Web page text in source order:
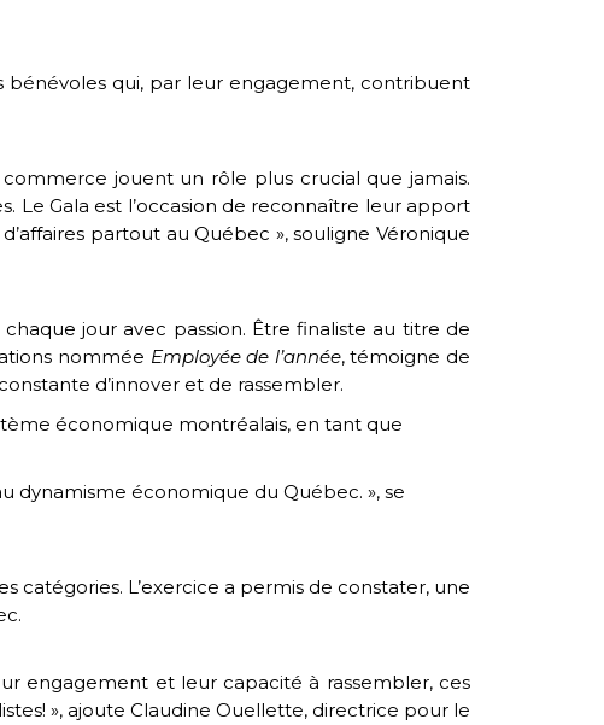
qui, par leur engagement, contribuent
jouent un rôle plus crucial que jamais.
Le Gala est l’occasion de reconnaître leur apport
partout au Québec », souligne Véronique
jour avec passion. Être finaliste au titre de
nommée Employée de l’année, témoigne de
d’innover et de rassembler.
économique montréalais, en tant que
dynamisme économique du Québec. », se
catégories. L’exercice a permis de constater, une
engagement et leur capacité à rassembler, ces
», ajoute Claudine Ouellette, directrice pour le